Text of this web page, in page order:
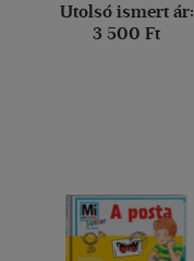
Utolsó ismert ár:
3 500 Ft